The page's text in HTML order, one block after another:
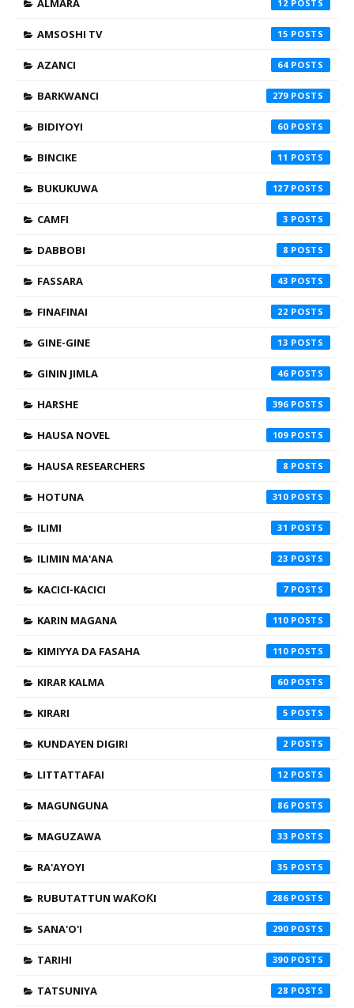
ALMARA 12
AMSOSHI TV 15
AZANCI 64
BARKWANCI 279
BIDIYOYI 60
BINCIKE 11
BUKUKUWA 127
CAMFI 3
DABBOBI 8
FASSARA 43
FINAFINAI 22
GINE-GINE 13
GININ JIMLA 46
HARSHE 396
HAUSA NOVEL 109
HAUSA RESEARCHERS 8
HOTUNA 310
ILIMI 31
ILIMIN MA'ANA 23
KACICI-KACICI 7
KARIN MAGANA 110
KIMIYYA DA FASAHA 110
KIRAR KALMA 60
KIRARI 5
KUNDAYEN DIGIRI 2
LITTATTAFAI 12
MAGUNGUNA 86
MAGUZAWA 33
RA'AYOYI 35
RUBUTATTUN WAƘOƘI 286
SANA'O'I 290
TARIHI 390
TATSUNIYA 28